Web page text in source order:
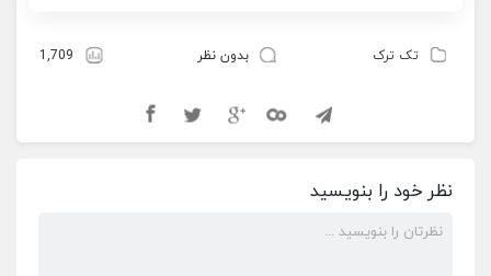
تک ترک بدون نظر 1,709
نظر خود را بنویسید